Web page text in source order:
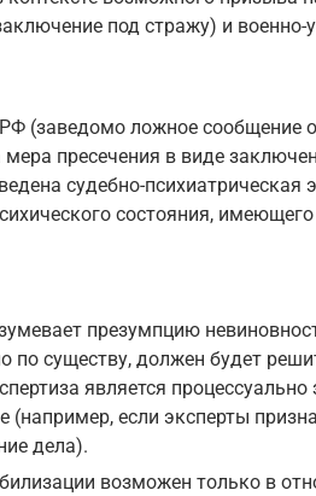
под стражу) и военно-
(заведомо ложное сообщение
пресечения в виде
судебно-психиатрическая
состояния,
презумпцию
существу, должен будет
является
если эксперты
дела).
возможен только в